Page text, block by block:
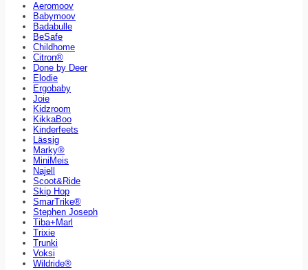
Aeromoov
Babymoov
Badabulle
BeSafe
Childhome
Citron®
Done by Deer
Elodie
Ergobaby
Joie
Kidzroom
KikkaBoo
Kinderfeets
Lässig
Marky®
MiniMeis
Najell
Scoot&Ride
Skip Hop
SmarTrike®
Stephen Joseph
Tiba+Marl
Trixie
Trunki
Voksi
Wildride®